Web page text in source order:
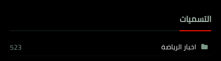
التسميات
اخبار الرياضة
523